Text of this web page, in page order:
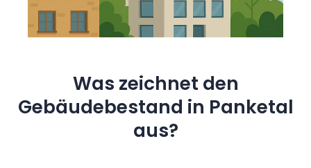
Was zeichnet den
Gebäudebestand in Panketal
aus?